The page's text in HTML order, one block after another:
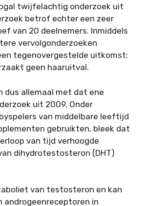
twijfelachtig onderzoek uit
betrof echter een zeer
van 20 deelnemers. Inmiddels
vervolgonderzoeken
tegenovergestelde uitkomst:
geen haaruitval.
dus allemaal met dat ene
uit 2009. Onder
van middelbare leeftijd
gebruikten, bleek dat
van tijd verhoogde
dihydrotestosteron (DHT)
van testosteron en kan
androgeenreceptoren in